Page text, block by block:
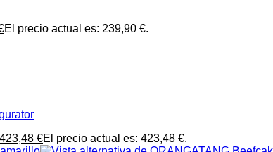
El precio actual es: 239,90 €.
423,48 €El precio actual es: 423,48 €.